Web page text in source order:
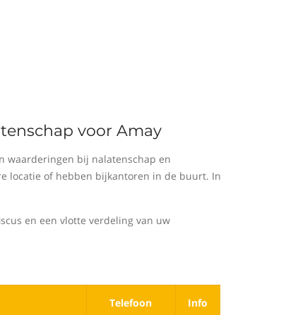
voor Amay
waarderingen bij nalatenschap en
locatie of hebben bijkantoren in de buurt. In
en een vlotte verdeling van uw
Telefoon Info